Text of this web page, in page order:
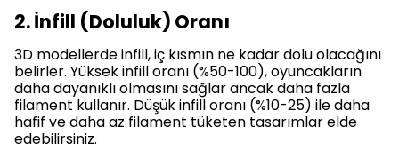
2. İnfill (Doluluk) Oranı
3D modellerde infill, iç kısmın ne kadar dolu olacağını
belirler. Yüksek infill oranı (%50-100), oyuncakların
daha dayanıklı olmasını sağlar ancak daha fazla
filament kullanır. Düşük infill oranı (%10-25) ile daha
hafif ve daha az filament tüketen tasarımlar elde
edebilirsiniz.